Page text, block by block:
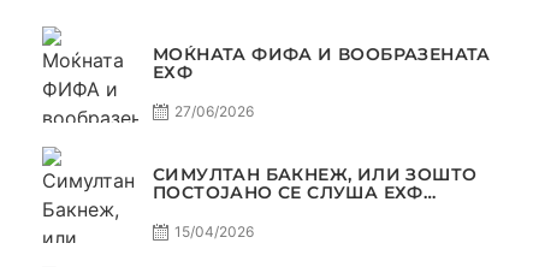
МОЌНАТА ФИФА И ВООБРАЗЕНАТА
ЕХФ
27/06/2026
СИМУЛТАН БАКНЕЖ, ИЛИ ЗОШТО
ПОСТОЈАНО СЕ СЛУША ЕХФ
15/04/2026